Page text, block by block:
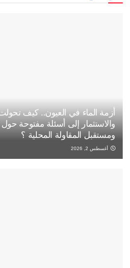
أزمة الماء في العيون.. كيف
والاستثمار إلى أسئلة مفتوحة
ومستقبل المقاولة المحلية ؟
أغسطس 2, 2026